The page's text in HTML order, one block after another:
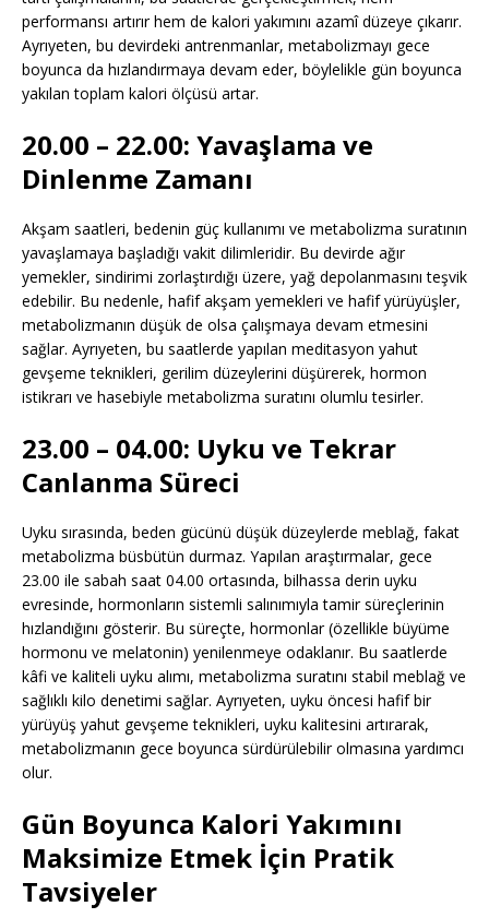
performansı artırır hem de kalori yakımını azamî düzeye çıkarır.
Ayrıyeten, bu devirdeki antrenmanlar, metabolizmayı gece
boyunca da hızlandırmaya devam eder, böylelikle gün boyunca
yakılan toplam kalori ölçüsü artar.
20.00 – 22.00: Yavaşlama ve
Dinlenme Zamanı
Akşam saatleri, bedenin güç kullanımı ve metabolizma suratının
yavaşlamaya başladığı vakit dilimleridir. Bu devirde ağır
yemekler, sindirimi zorlaştırdığı üzere, yağ depolanmasını teşvik
edebilir. Bu nedenle, hafif akşam yemekleri ve hafif yürüyüşler,
metabolizmanın düşük de olsa çalışmaya devam etmesini
sağlar. Ayrıyeten, bu saatlerde yapılan meditasyon yahut
gevşeme teknikleri, gerilim düzeylerini düşürerek, hormon
istikrarı ve hasebiyle metabolizma suratını olumlu tesirler.
23.00 – 04.00: Uyku ve Tekrar
Canlanma Süreci
Uyku sırasında, beden gücünü düşük düzeylerde meblağ, fakat
metabolizma büsbütün durmaz. Yapılan araştırmalar, gece
23.00 ile sabah saat 04.00 ortasında, bilhassa derin uyku
evresinde, hormonların sistemli salınımıyla tamir süreçlerinin
hızlandığını gösterir. Bu süreçte, hormonlar (özellikle büyüme
hormonu ve melatonin) yenilenmeye odaklanır. Bu saatlerde
kâfi ve kaliteli uyku alımı, metabolizma suratını stabil meblağ ve
sağlıklı kilo denetimi sağlar. Ayrıyeten, uyku öncesi hafif bir
yürüyüş yahut gevşeme teknikleri, uyku kalitesini artırarak,
metabolizmanın gece boyunca sürdürülebilir olmasına yardımcı
olur.
Gün Boyunca Kalori Yakımını
Maksimize Etmek İçin Pratik
Tavsiyeler